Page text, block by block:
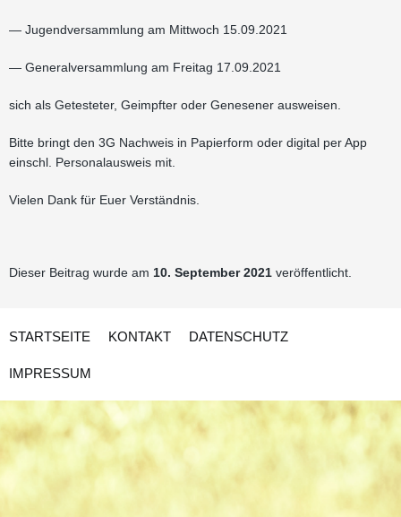
— Jugendversammlung am Mittwoch 15.09.2021
— Generalversammlung am Freitag 17.09.2021
sich als Getesteter, Geimpfter oder Genesener ausweisen.
Bitte bringt den 3G Nachweis in Papierform oder digital per App
einschl. Personalausweis mit.
Vielen Dank für Euer Verständnis.
Dieser Beitrag wurde am 10. September 2021 veröffentlicht.
STARTSEITE KONTAKT DATENSCHUTZ
IMPRESSUM